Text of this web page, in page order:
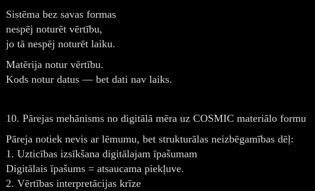
Sistēma bez savas formas
nespēj noturēt vērtību,
jo tā nespēj noturēt laiku.
Matērija notur vērtību.
Kods notur datus — bet dati nav laiks.
10. Pārejas mehānisms no digitālā mēra uz COSMIC materiālo formu
Pāreja notiek nevis ar lēmumu, bet strukturālas neizbēgamības dēļ:
1. Uzticības izsīkšana digitālajam īpašumam
Digitālais īpašums = atsaucama piekļuve.
2. Vērtības interpretācijas krīze